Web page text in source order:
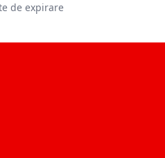
de expirare